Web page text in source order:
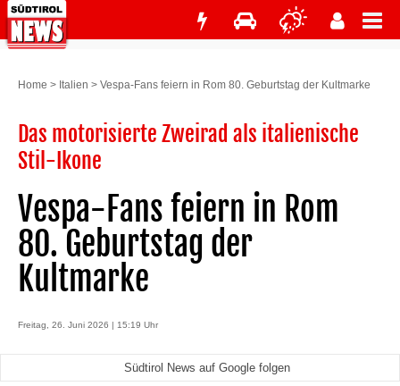
Home > Italien > Vespa-Fans feiern in Rom 80. Geburtstag der Kultmarke
Das motorisierte Zweirad als italienische
Stil-Ikone
Vespa-Fans feiern in Rom
80. Geburtstag der
Kultmarke
Freitag, 26. Juni 2026 | 15:19 Uhr
Südtirol News auf Google folgen